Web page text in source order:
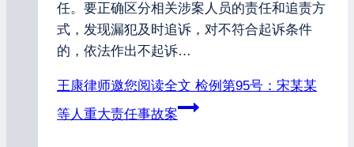
任。要正确区分相关涉案人员的责任和追责方
式，发现漏犯及时追诉，对不符合起诉条件
的，依法作出不起诉…
王康律师邀您阅读全文 检例第95号：宋某某
等人重大责任事故案